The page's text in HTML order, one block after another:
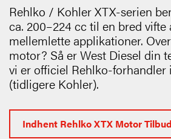
Rehlko / Kohler XTX-serien
ca. 200–224 cc til en bred vifte
mellemlette applikationer.
motor? Så er West Diesel din
vi er officiel Rehlko-forhandler
(tidligere Kohler).
Indhent Rehlko XTX Motor Tilbud